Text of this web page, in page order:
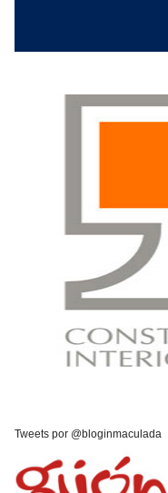
Tweets por @bloginmaculada